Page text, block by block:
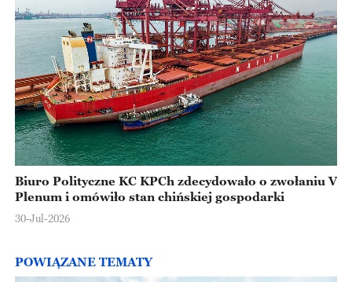
Biuro Polityczne KC KPCh zdecydowało o zwołaniu V
Plenum i omówiło stan chińskiej gospodarki
30-Jul-2026
POWIĄZANE TEMATY